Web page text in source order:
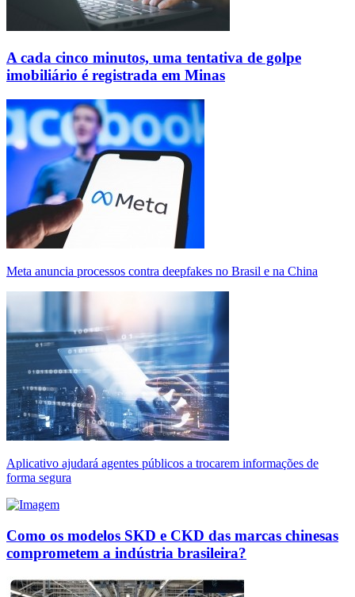
A cada cinco minutos, uma tentativa de golpe
imobiliário é registrada em Minas
Meta anuncia processos contra deepfakes no Brasil e na China
Aplicativo ajudará agentes públicos a trocarem informações de
forma segura
Como os modelos SKD e CKD das marcas chinesas
comprometem a indústria brasileira?